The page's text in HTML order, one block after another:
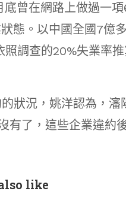
曾在網路上做過一
態。以中國全國7億
調查的20%失業率
狀況，姚洋認為，瀋
有了，這些企業違約
like